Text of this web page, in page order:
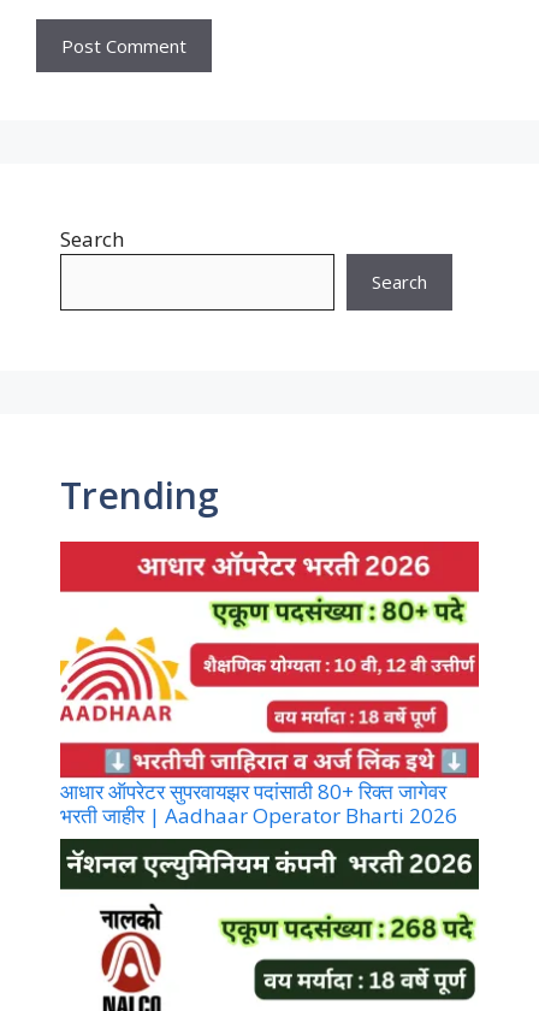
Search
Search
Trending
आधार ऑपरेटर सुपरवायझर पदांसाठी 80+ रिक्त जागेवर
भरती जाहीर | Aadhaar Operator Bharti 2026